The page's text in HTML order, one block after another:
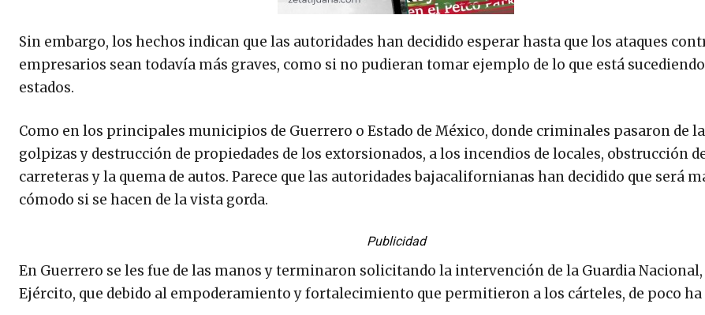
Sin embargo, los hechos indican que las autoridades han decidido esperar hasta que los ataques
empresarios sean todavía más graves, como si no pudieran tomar ejemplo de lo que está
estados.
Como en los principales municipios de Guerrero o Estado de México, donde criminales pasaron de
golpizas y destrucción de propiedades de los extorsionados, a los incendios de locales, obstrucción
carreteras y la quema de autos. Parece que las autoridades bajacalifornianas han decidido que será
cómodo si se hacen de la vista gorda.
Publicidad
En Guerrero se les fue de las manos y terminaron solicitando la intervención de la Guardia
Ejército, que debido al empoderamiento y fortalecimiento que permitieron a los cárteles, de poco